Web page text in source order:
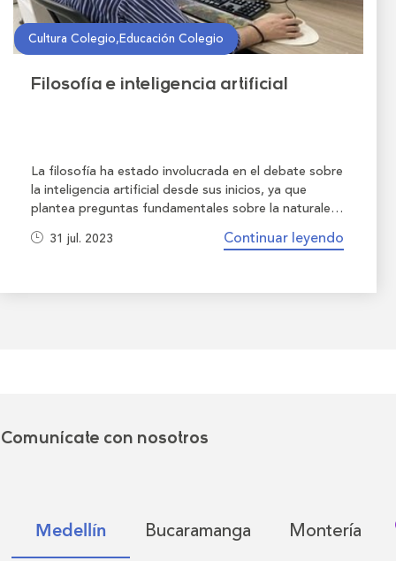
Cultura Colegio,Educación Colegio
Filosofía e inteligencia artificial
La filosofía ha estado involucrada en el debate sobre
la inteligencia artificial desde sus inicios, ya que
plantea preguntas fundamentales sobre la naturaleza
de la mente, la conciencia, la ética y el significado de
la inteligencia.
31 jul. 2023 Continuar leyendo
Comunícate con nosotros
Medellín Bucaramanga Montería